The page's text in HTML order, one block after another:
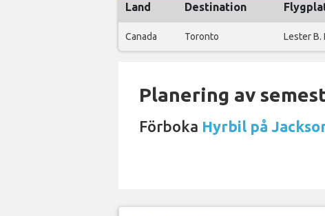
Land Destination
Canada Toronto Lester B.
Planering av
Förboka Hyrbil på